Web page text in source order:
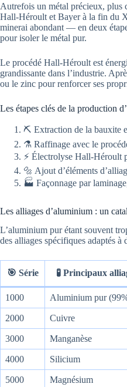
Autrefois un métal précieux, plus
Hall-Héroult et Bayer à la fin du
minerai abondant — en deux
pour isoler le métal pur.
Le procédé Hall-Héroult est
grandissante dans l’industrie.
ou le zinc pour renforcer ses
Les étapes clés de la production
⛏️ Extraction de la bauxite
⚗️ Raffinage avec le
⚡ Électrolyse Hall-Héroult
🔩 Ajout d’éléments
🏭 Façonnage par
Les alliages d’aluminium : un
L’aluminium pur étant souvent
des alliages spécifiques adaptés
🎯 Série 🧪 Principaux
1000 Aluminium pur
2000 Cuivre
3000 Manganèse
4000 Silicium
5000 Magnésium